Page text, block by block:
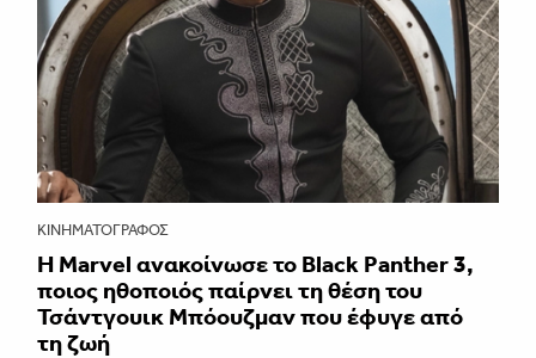
ΚΙΝΗΜΑΤΟΓΡΆΦΟΣ
Η Marvel ανακοίνωσε το Black Panther 3,
ποιος ηθοποιός παίρνει τη θέση του
Τσάντγουικ Μπόουζμαν που έφυγε από
τη ζωή